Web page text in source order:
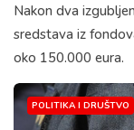
Nakon dva
sredstava iz
oko 150.000 eura.
POLITIKA I DRUŠTVO